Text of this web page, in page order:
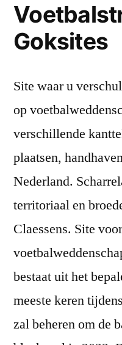
Goksites
Site waar u
op
verschillende
plaatsen,
Nederland.
territoriaal en
Claessens. Site
bestaat uit het
meeste keren
zal beheren om de